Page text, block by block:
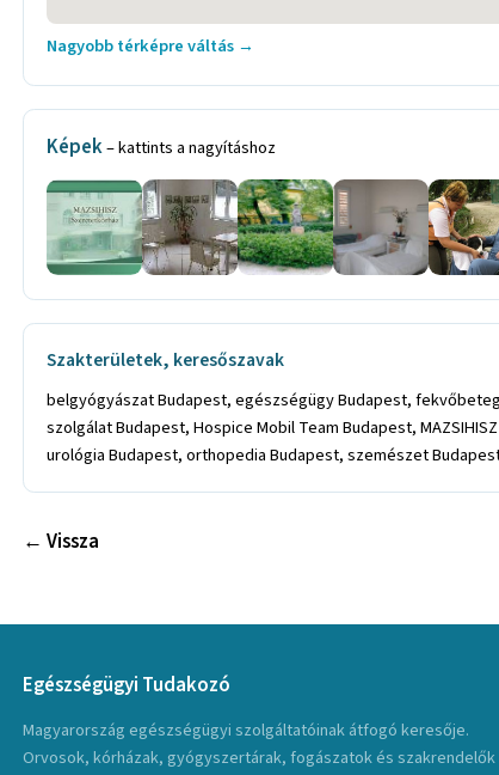
Nagyobb térképre váltás →
Képek– kattints a nagyításhoz
Szakterületek, keresőszavak
belgyógyászat Budapest, egészségügy Budapest,
szolgálat Budapest, Hospice Mobil Team Budapest,
urológia Budapest, orthopedia Budapest, szemészet
← Vissza
Egészségügyi Tudakozó
Magyarország egészségügyi szolgáltatóinak átfogó keresője.
Orvosok, kórházak, gyógyszertárak, fogászatok és szakrendelők